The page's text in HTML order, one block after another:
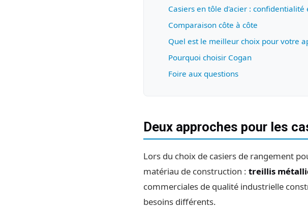
Casiers en tôle d'acier : confidentialité
Comparaison côte à côte
Quel est le meilleur choix pour votre
Pourquoi choisir Cogan
Foire aux questions
Deux approches pour les
Lors du choix de casiers de rangement
matériau de construction : treillis
commerciales de qualité industrielle
besoins différents.